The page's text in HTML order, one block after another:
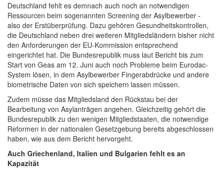
Deutschland fehlt es demnach auch noch an notwendigen
Ressourcen beim sogenannten Screening der Asylbewerber -
also der Erstüberprüfung. Dazu gehören Gesundheitskontrollen,
die Deutschland neben drei weiteren Mitgliedsländern bisher nicht
den Anforderungen der EU-Kommission entsprechend
eingerichtet hat. Die Bundesrepublik muss laut Bericht bis zum
Start von Geas am 12. Juni auch noch Probleme beim Eurodac-
System lösen, in dem Asylbewerber Fingerabdrücke und andere
biometrische Daten von sich speichern lassen müssen.
Zudem müsse das Mitgliedsland den Rückstau bei der
Bearbeitung von Asylanträgen angehen. Gleichzeitig gehört die
Bundesrepublik zu den wenigen Mitgliedstaaten, die notwendige
Reformen in der nationalen Gesetzgebung bereits abgeschlossen
haben, wie aus dem Bericht hervorgeht.
Auch Griechenland, Italien und Bulgarien fehlt es an
Kapazität